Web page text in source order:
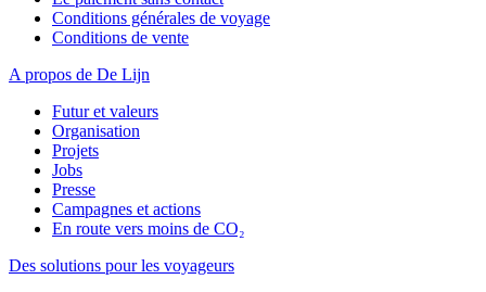
Conditions générales de voyage
Conditions de vente
A propos de De Lijn
Futur et valeurs
Organisation
Projets
Jobs
Presse
Campagnes et actions
En route vers moins de CO₂
Des solutions pour les voyageurs